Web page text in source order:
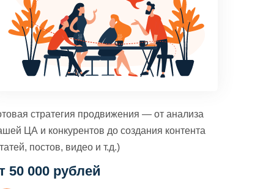
стратегия продвижения — от анализа
ЦА и конкурентов до создания контента
постов, видео и т.д.)
50 000 рублей